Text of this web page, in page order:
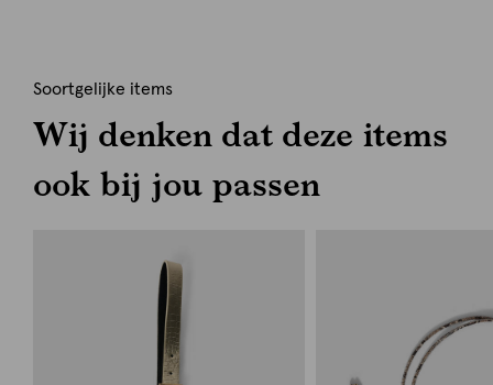
Soortgelijke items
Wij denken dat deze items
ook bij jou passen